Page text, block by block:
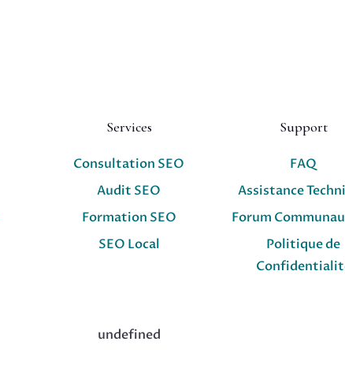
Services
Consultation SEO
Audit SEO
Formation SEO
SEO Local
Support
FAQ
Assistance
Forum
Politique de
undefined